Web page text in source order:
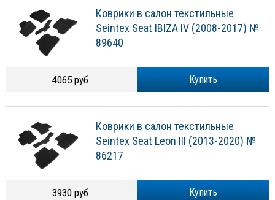
Коврики в салон текстильные
Seintex Seat IBIZA IV (2008-2017) №
89640
Купить
4065 руб.
Коврики в салон текстильные
Seintex Seat Leon III (2013-2020) №
86217
Купить
3930 руб.